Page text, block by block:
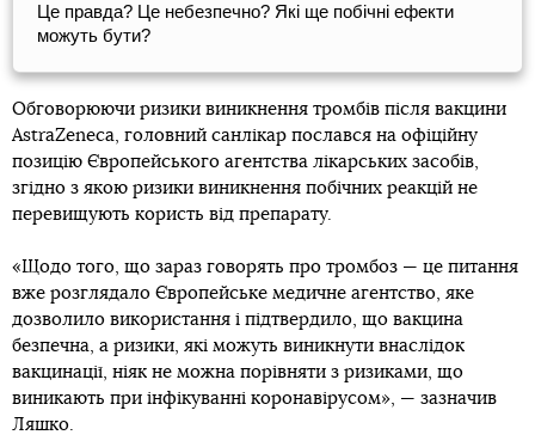
Це правда? Це небезпечно? Які ще побічні ефекти
можуть бути?
Обговорюючи ризики виникнення тромбів після вакцини
AstraZeneca, головний санлікар послався на офіційну
позицію Європейського агентства лікарських засобів,
згідно з якою ризики виникнення побічних реакцій не
перевищують користь від препарату.
«Щодо того, що зараз говорять про тромбоз — це питання
вже розглядало Європейське медичне агентство, яке
дозволило використання і підтвердило, що вакцина
безпечна, а ризики, які можуть виникнути внаслідок
вакцинації, ніяк не можна порівняти з ризиками, що
виникають при інфікуванні коронавірусом», — зазначив
Ляшко.